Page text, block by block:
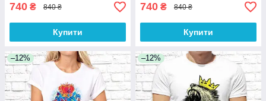
740 ₴ 840 ₴
Купити
740 ₴ 840 ₴
Купити
–12% –12%